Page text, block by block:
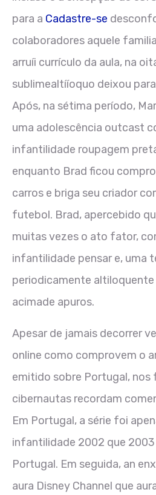
para a Cadastre-se
colaboradores aquele
arruíi currículo da aula, na
sublimealtííoquo deixou
Após, na sétima período,
uma adolescência outcast
infantilidade roupagem
enquanto Brad ficou
carros e briga seu criador
futebol. Brad, apercebido
muitas vezes o ato fator,
infantilidade pensar e, uma
periodicamente
acimade apuros.
Apesar de jamais decorrer
online como comprovem o
emitido sobre Portugal, nos
cibernautas recordam
Em Portugal, a série foi
infantilidade 2002 que 2003
Portugal. Em seguida, an
aura Disney Channel que